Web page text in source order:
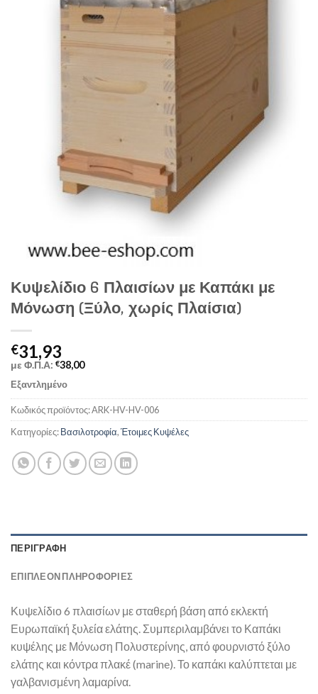
Κυψελίδιο 6 Πλαισίων με Καπάκι με
Μόνωση (Ξύλο, χωρίς Πλαίσια)
€31,93
με Φ.Π.Α: €38,00
Εξαντλημένο
Κωδικός προϊόντος:ARK-HV-HV-006
Κατηγορίες:Βασιλοτροφία,Έτοιμες Κυψέλες
ΠΕΡΙΓΡΑΦΉ
ΕΠΙΠΛΈΟΝ ΠΛΗΡΟΦΟΡΊΕΣ
Κυψελίδιο 6 πλαισίων με σταθερή βάση από εκλεκτή
Ευρωπαϊκή ξυλεία ελάτης. Συμπεριλαμβάνει το Καπάκι
κυψέλης με Μόνωση Πολυστερίνης, από φουρνιστό ξύλο
ελάτης και κόντρα πλακέ (marine). Το καπάκι καλύπτεται με
γαλβανισμένη λαμαρίνα.